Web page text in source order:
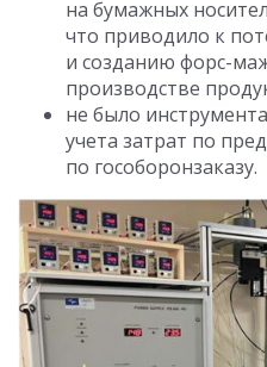
на бумажных
что приводило к
и созданию форс-
производстве
не было
учета затрат по
по гособоронзаказу.